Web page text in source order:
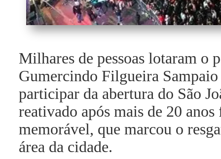
Milhares de pessoas lotaram o
Gumercindo Filgueira
participar da abertura do São
reativado após mais de 20
memorável, que marcou o
área da cidade.